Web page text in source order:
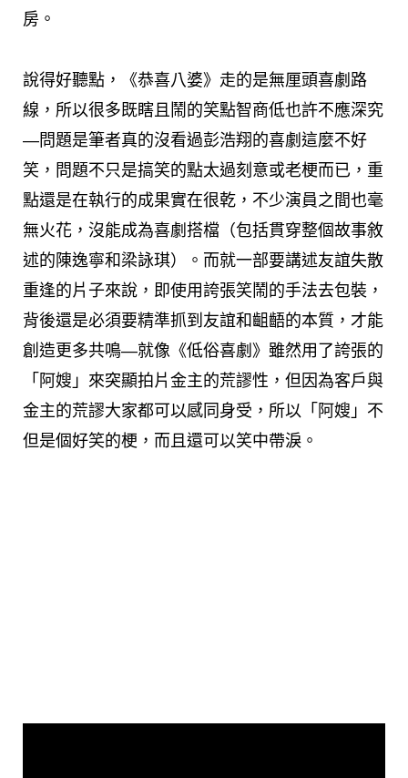
房。
說得好聽點，《恭喜八婆》走的是無厘頭喜劇路
線，所以很多既瞎且鬧的笑點智商低也許不應深究
—問題是筆者真的沒看過彭浩翔的喜劇這麼不好
笑，問題不只是搞笑的點太過刻意或老梗而已，重
點還是在執行的成果實在很乾，不少演員之間也毫
無火花，沒能成為喜劇搭檔（包括貫穿整個故事敘
述的陳逸寧和梁詠琪）。而就一部要講述友誼失散
重逢的片子來說，即使用誇張笑鬧的手法去包裝，
背後還是必須要精準抓到友誼和齟齬的本質，才能
創造更多共鳴—就像《低俗喜劇》雖然用了誇張的
「阿嫂」來突顯拍片金主的荒謬性，但因為客戶與
金主的荒謬大家都可以感同身受，所以「阿嫂」不
但是個好笑的梗，而且還可以笑中帶淚。